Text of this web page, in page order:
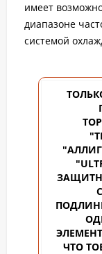
имеет
диапазоне
системой
ЧТО